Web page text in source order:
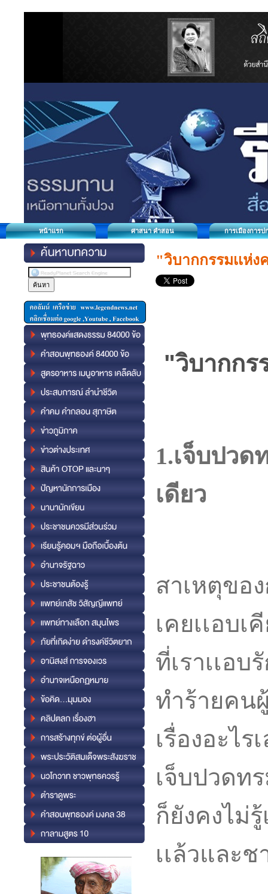
หน้าแรก ศาสนา คำสอน การเมืองการป
"วิบากกรรมเเห่
"วิบากกร
1.เจ็บปวด
เดียว
สาเหตุขอ
เคยเเอบ
ที่เราเเอ
ทำร้ายคน
เรื่องอะไ
เจ็บปวดท
ก็ยังคงไม่
เเล้วและ